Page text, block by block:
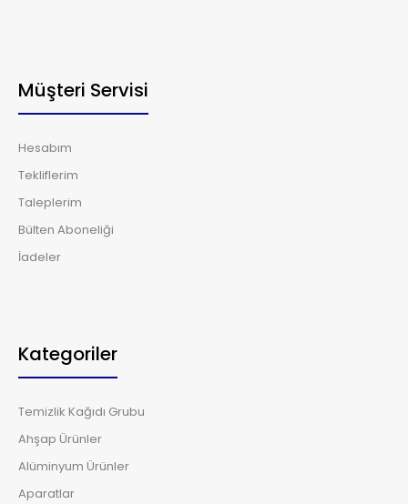
Müşteri Servisi
Hesabım
Tekliflerim
Taleplerim
Bülten Aboneliği
İadeler
Kategoriler
Temizlik Kağıdı Grubu
Ahşap Ürünler
Alüminyum Ürünler
Aparatlar